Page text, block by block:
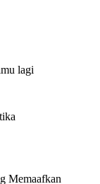
lagi
Memaafkan